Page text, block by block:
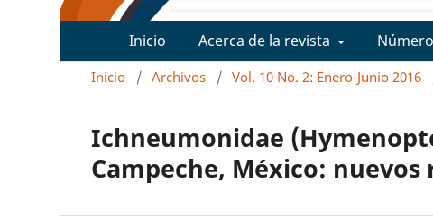
Inicio Acerca de la revista
Inicio / Archivos / Vol. 10 No. 2: Enero-Junio 2016
Ichneumonidae
Campeche, México: nuevos